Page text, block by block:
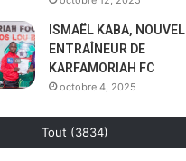
ISMAËL KABA, NOUVEL
ENTRAÎNEUR DE
KARFAMORIAH FC
octobre 4, 2025
Tout (3834)